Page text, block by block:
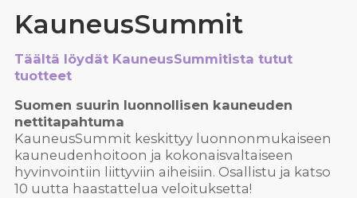
KauneusSummit
Täältä löydät KauneusSummitista tutut
tuotteet
Suomen suurin luonnollisen kauneuden
nettitapahtuma
KauneusSummit keskittyy luonnonmukaiseen
kauneudenhoitoon ja kokonaisvaltaiseen
hyvinvointiin liittyviin aiheisiin. Osallistu ja katso
10 uutta haastattelua veloituksetta!